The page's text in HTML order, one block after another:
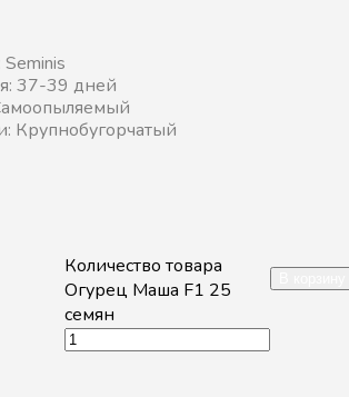
37-39 дней
Крупнобугорчатый
Количество товара
Огурец Маша F1 25
семян